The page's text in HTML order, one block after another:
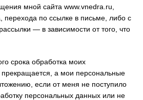
мной сайта www.vnedra.ru,
перехода по ссылке в письме, либо с
— в зависимости от того, что
срока обработка моих
а мои персональные
если от меня не поступило
персональных данных или не